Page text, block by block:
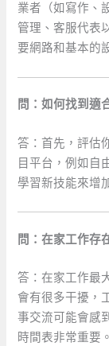
業者（如寫作、
管理、客服代表
要網路和基本的
問：如何找到適
答：首先，評估
目平台，例如自
學習新技能來增
問：在家工作存
答：在家工作最
會有很多干擾，
事交流可能會感
時間表非常重要。